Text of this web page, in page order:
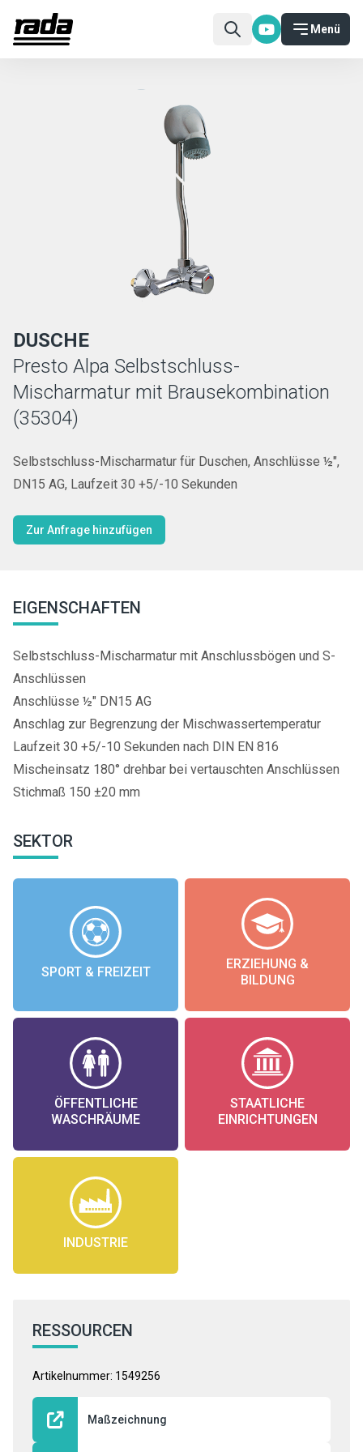
Menü
DUSCHE
Presto Alpa Selbstschluss-
Mischarmatur mit Brausekombination
(35304)
Selbstschluss-Mischarmatur für Duschen, Anschlüsse ½",
DN15 AG, Laufzeit 30 +5/-10 Sekunden
Zur Anfrage hinzufügen
EIGENSCHAFTEN
Selbstschluss-Mischarmatur mit Anschlussbögen und S-
Anschlüssen
Anschlüsse ½" DN15 AG
Anschlag zur Begrenzung der Mischwassertemperatur
Laufzeit 30 +5/-10 Sekunden nach DIN EN 816
Mischeinsatz 180° drehbar bei vertauschten Anschlüssen
Stichmaß 150 ±20 mm
SEKTOR
SPORT & FREIZEIT
ERZIEHUNG &
BILDUNG
ÖFFENTLICHE
WASCHRÄUME
STAATLICHE
EINRICHTUNGEN
INDUSTRIE
RESSOURCEN
Artikelnummer: 1549256
Maßzeichnung